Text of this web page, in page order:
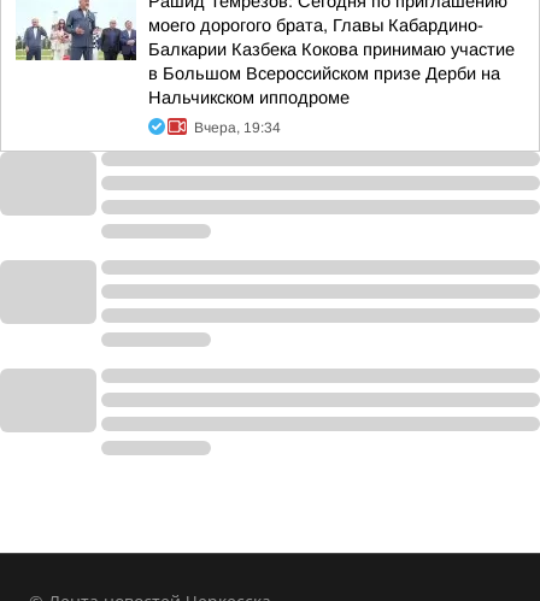
моего дорогого брата, Главы Кабардино-
Балкарии Казбека Кокова принимаю участие
в Большом Всероссийском призе Дерби на
Нальчикском ипподроме
Вчера, 19:34